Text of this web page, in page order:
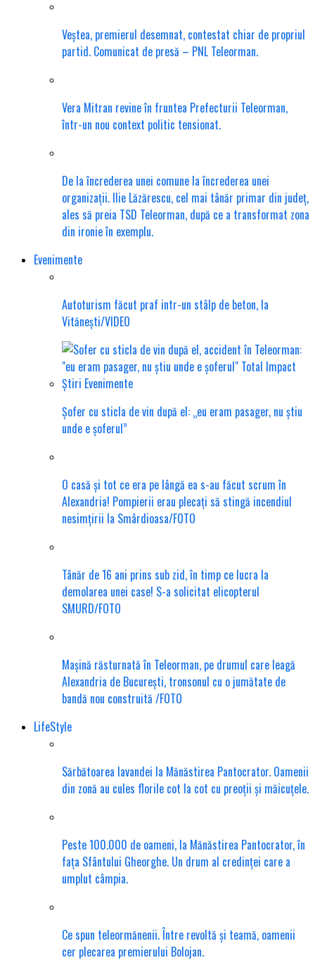
Veștea, premierul desemnat, contestat chiar de propriul
partid. Comunicat de presă – PNL Teleorman.
Vera Mitran revine în fruntea Prefecturii Teleorman,
într-un nou context politic tensionat.
De la încrederea unei comune la încrederea unei
organizații. Ilie Lăzărescu, cel mai tânăr primar din județ,
ales să preia TSD Teleorman, după ce a transformat zona
din ironie în exemplu.
Evenimente
Autoturism făcut praf intr-un stâlp de beton, la
Vitănești/VIDEO
Șofer cu sticla de vin după el: „eu eram pasager, nu știu
unde e șoferul”
O casă și tot ce era pe lângă ea s-au făcut scrum în
Alexandria! Pompierii erau plecați să stingă incendiul
nesimțirii la Smârdioasa/FOTO
Tânăr de 16 ani prins sub zid, în timp ce lucra la
demolarea unei case! S-a solicitat elicopterul
SMURD/FOTO
Mașină răsturnată în Teleorman, pe drumul care leagă
Alexandria de București, tronsonul cu o jumătate de
bandă nou construită /FOTO
LifeStyle
Sărbătoarea lavandei la Mănăstirea Pantocrator. Oamenii
din zonă au cules florile cot la cot cu preoții și măicuțele.
Peste 100.000 de oameni, la Mănăstirea Pantocrator, în
fața Sfântului Gheorghe. Un drum al credinței care a
umplut câmpia.
Ce spun teleormănenii. Între revoltă și teamă, oamenii
cer plecarea premierului Bolojan.